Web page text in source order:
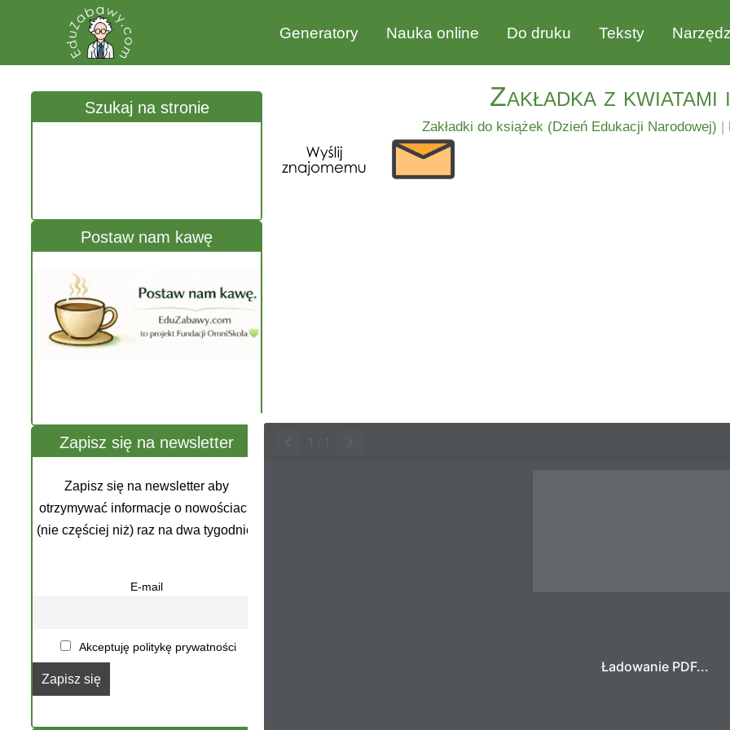
Generatory Nauka online Do druku Teksty
Szukaj na stronie
Postaw nam kawę
Zapisz się na newsletter
Zapisz się na newsletter aby
otrzymywać informacje o nowościach
(nie częściej niż) raz na dwa tygodnie.
E-mail
Akceptuję politykę prywatności
Zakładka z kwiatami
Zakładki do książek (Dzień Edukacji Narodowej) |
Ładowanie PDF...